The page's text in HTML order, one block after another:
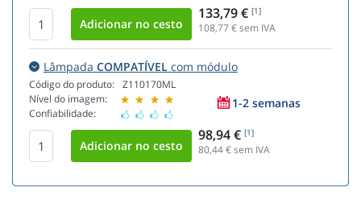
133,79 € [1]
108,77 € sem IVA
Lâmpada COMPATÍVEL com módulo
Código do produto:
Nível do imagem:
Confiabilidade:
Z110170ML
1-2 semanas
98,94 € [1]
80,44€ sem IVA